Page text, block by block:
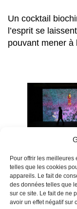
Pour offrir les
telles que les cookies
appareils. Le fait de
des données telles que
sur ce site. Le fait de ne
avoir un effet négatif sur
Un cocktail
l’esprit se
pouvant mener à